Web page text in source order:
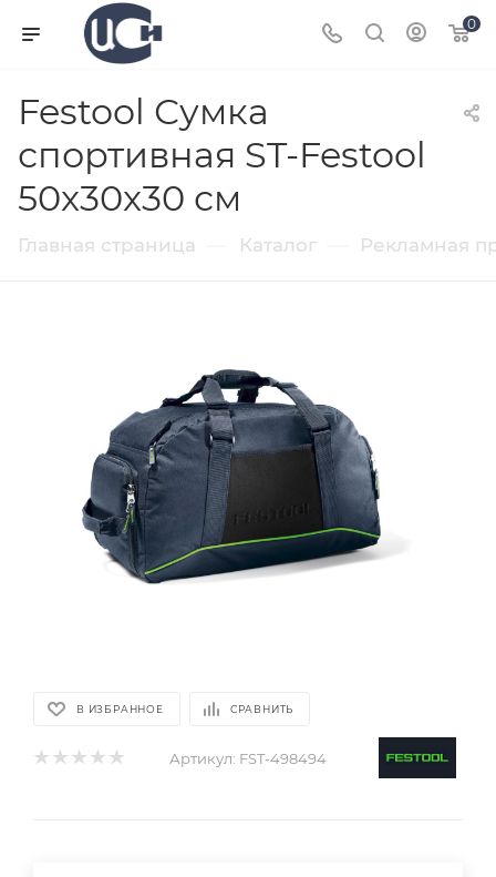
0
Festool Сумка
спортивная ST-Festool
50x30x30 см
Главная страница Каталог Рекламная
В ИЗБРАННОЕ СРАВНИТЬ
Артикул: FST-498494